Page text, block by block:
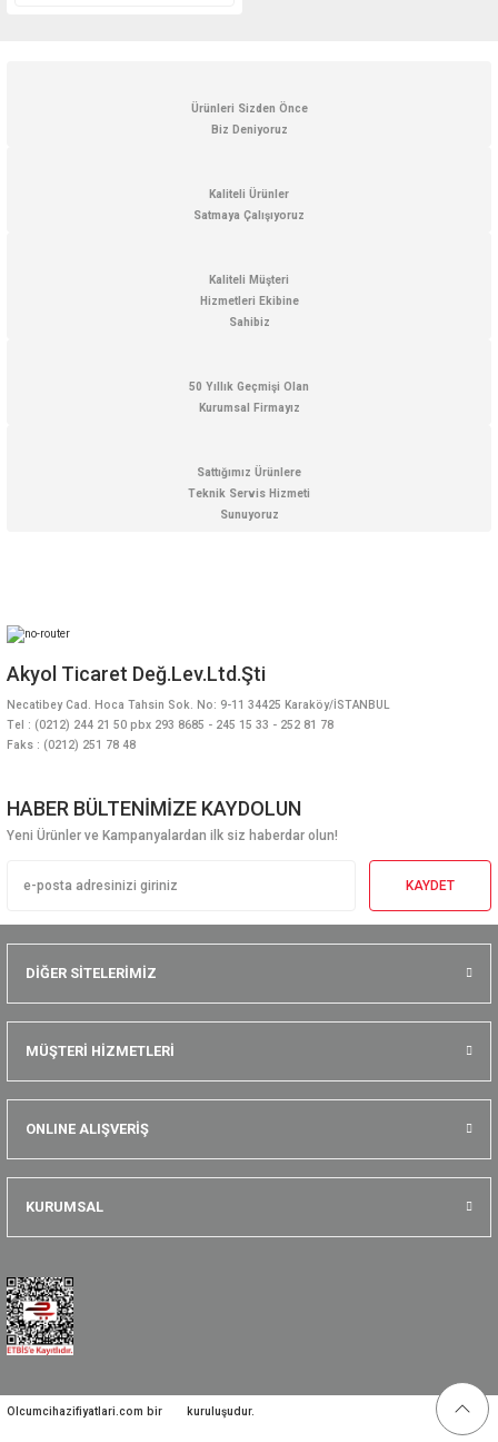
Ürünleri Sizden Önce
Biz Deniyoruz
Kaliteli Ürünler
Satmaya Çalışıyoruz
Kaliteli Müşteri
Hizmetleri Ekibine
Sahibiz
50 Yıllık Geçmişi Olan
Kurumsal Firmayız
Sattığımız Ürünlere
Teknik Servis Hizmeti
Sunuyoruz
Akyol Ticaret Değ.Lev.Ltd.Şti
Necatibey Cad. Hoca Tahsin Sok. No: 9-11 34425 Karaköy/İSTANBUL
Tel : (0212) 244 21 50 pbx 293 8685 - 245 15 33 - 252 81 78
Faks : (0212) 251 78 48
HABER BÜLTENİMİZE KAYDOLUN
Yeni Ürünler ve Kampanyalardan ilk siz haberdar olun!
KAYDET
DİĞER SİTELERİMİZ
MÜŞTERİ HİZMETLERİ
ONLINE ALIŞVERİŞ
KURUMSAL
Olcumcihazifiyatlari.com bir kuruluşudur.